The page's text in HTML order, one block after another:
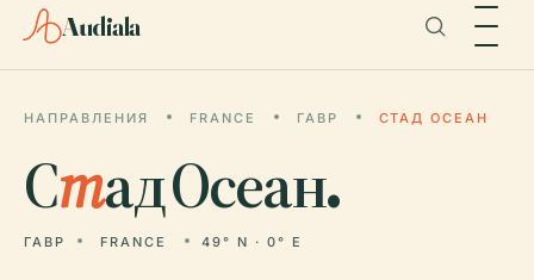
Audiala
НАПРАВЛЕНИЯ FRANCE ГАВР СТАД ОСЕАН
Стад Осеан.
ГАВР FRANCE 49° N · 0° E